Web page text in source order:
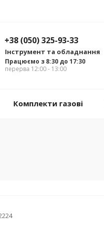
+38 (050) 325-93-33
Інструмент та обладнання
Працюємо з 8:30 до 17:30
перерва 12:00 - 13:00
Комплекти газові